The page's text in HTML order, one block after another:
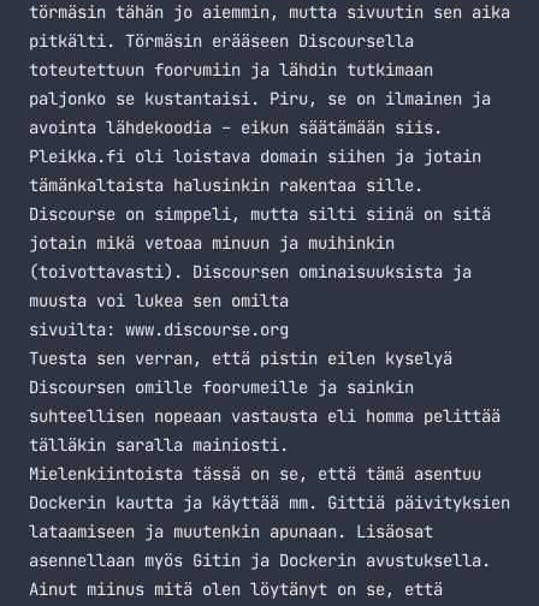
törmäsin tähän jo aiemmin, mutta sivuutin sen aika
pitkälti. Törmäsin erääseen Discoursella
toteutettuun foorumiin ja lähdin tutkimaan
paljonko se kustantaisi. Piru, se on ilmainen ja
avointa lähdekoodia – eikun säätämään siis.
Pleikka.fi oli loistava domain siihen ja jotain
tämänkaltaista halusinkin rakentaa sille.
Discourse on simppeli, mutta silti siinä on sitä
jotain mikä vetoaa minuun ja muihinkin
(toivottavasti). Discoursen ominaisuuksista ja
muusta voi lukea sen omilta
sivuilta: www.discourse.org
Tuesta sen verran, että pistin eilen kyselyä
Discoursen omille foorumeille ja sainkin
suhteellisen nopeaan vastausta eli homma pelittää
tälläkin saralla mainiosti.
Mielenkiintoista tässä on se, että tämä asentuu
Dockerin kautta ja käyttää mm. Gittiä päivityksien
lataamiseen ja muutenkin apunaan. Lisäosat
asennellaan myös Gitin ja Dockerin avustuksella.
Ainut miinus mitä olen löytänyt on se, että